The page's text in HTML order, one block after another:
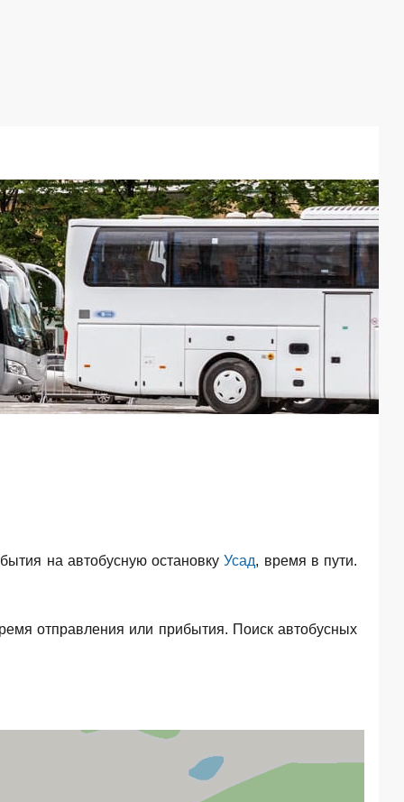
на автобусную остановкуУсад, время в пути.
отправления или прибытия. Поиск автобусных